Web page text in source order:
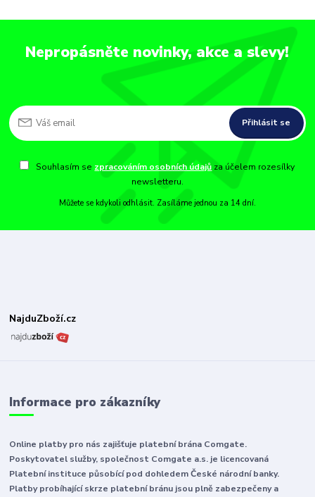
Nepropásněte novinky, akce a slevy!
Přihlásit se
Souhlasím se zpracováním osobních údajů za účelem rozesílky
newsletteru.
Můžete se kdykoli odhlásit. Zasíláme jednou za 14 dní.
NajduZboží.cz
Informace pro zákazníky
Online platby pro nás zajišťuje platební brána Comgate.
Poskytovatel služby, společnost Comgate a.s. je licencovaná
Platební instituce působící pod dohledem České národní banky.
Platby probíhající skrze platební bránu jsou plně zabezpečeny a